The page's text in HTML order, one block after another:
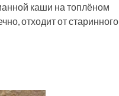
каши на топлёном
отходит от старинного,